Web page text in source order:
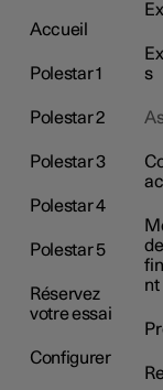
Accueil
Polestar 1
Polestar 2
Polestar 3
Polestar 4
Polestar 5
Réservez
votre essai
Configurer
s
de
nt